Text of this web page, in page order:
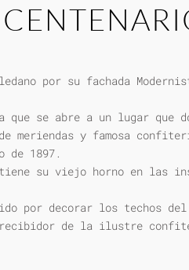
por su fachada
que se abre a un lugar
meriendas y famosa
de 1897.
su viejo horno en las
por decorar los techos del
de la ilustre